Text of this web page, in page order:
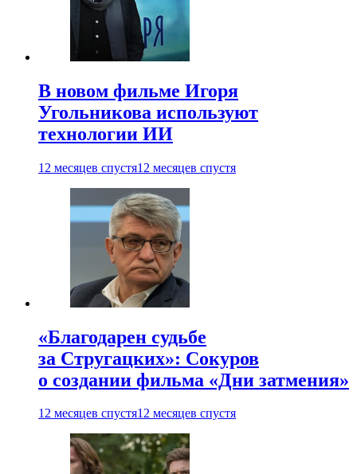
В новом фильме Игоря
Угольникова используют
технологии ИИ
12 месяцев спустя12 месяцев спустя
«Благодарен судьбе
за Стругацких»: Сокуров
о создании фильма «Дни затмения»
12 месяцев спустя12 месяцев спустя